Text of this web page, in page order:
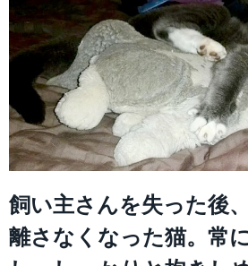
飼い主さんを失った後
離さなくなった猫。常